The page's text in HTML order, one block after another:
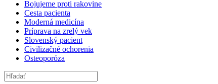
Bojujeme proti rakovine
Cesta pacienta
Moderná medicína
Príprava na zrelý vek
Slovenský pacient
Civilizačné ochorenia
Osteoporóza